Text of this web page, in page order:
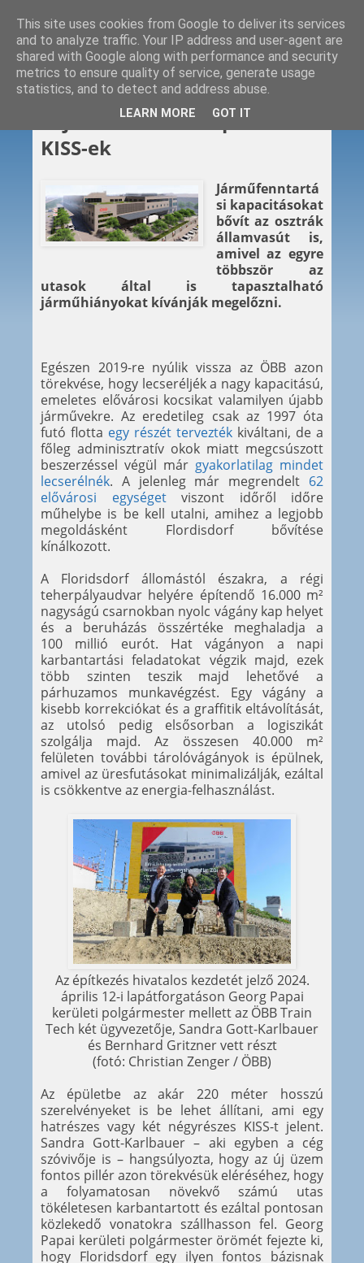
2024. 04. 16.
Saját csarnokot kapnak a
KISS-ek
Járműfenntartá
si kapacitásokat
bővít az osztrák
államvasút is,
amivel az egyre
többször az
utasok által is tapasztalható
járműhiányokat kívánják megelőzni.
Egészen 2019-re nyúlik vissza az ÖBB azon
törekvése, hogy lecseréljék a nagy kapacitású,
emeletes elővárosi kocsikat valamilyen újabb
járművekre. Az eredetileg csak az 1997 óta
futó flotta egy részét tervezték kiváltani, de a
főleg adminisztratív okok miatt megcsúszott
beszerzéssel végül már gyakorlatilag mindet
lecserélnék. A jelenleg már megrendelt 62
elővárosi egységetviszont időről időre
műhelybe is be kell utalni, amihez a legjobb
megoldásként Flordisdorf bővítése
kínálkozott.
A Floridsdorf állomástól északra, a régi
teherpályaudvar helyére építendő 16.000 m²
nagyságú csarnokban nyolc vágány kap helyet
és a beruházás összértéke meghaladja a
100 millió eurót. Hat vágányon a napi
karbantartási feladatokat végzik majd, ezek
több szinten teszik majd lehetővé a
párhuzamos munkavégzést. Egy vágány a
kisebb korrekciókat és a graffitik eltávolítását,
az utolsó pedig elsősorban a logiszikát
szolgálja majd. Az összesen 40.000 m²
felületen további tárolóvágányok is épülnek,
amivel az üresfutásokat minimalizálják, ezáltal
is csökkentve az energia-felhasználást.
Az építkezés hivatalos kezdetét jelző 2024.
április 12-i lapátforgatáson Georg Papai
kerületi polgármester mellett az ÖBB Train
Tech két ügyvezetője, Sandra Gott-Karlbauer
és Bernhard Gritzner vett részt
(fotó: Christian Zenger / ÖBB)
Az épületbe az akár 220 méter hosszú
szerelvényeket is be lehet állítani, ami egy
hatrészes vagy két négyrészes KISS-t jelent.
Sandra Gott-Karlbauer – aki egyben a cég
szóvivője is – hangsúlyozta, hogy az új üzem
fontos pillér azon törekvésük eléréséhez, hogy
a folyamatosan növekvő számú utas
tökéletesen karbantartott és ezáltal pontosan
közlekedő vonatokra szállhasson fel. Georg
Papai kerületi polgármester örömét fejezte ki,
hogy Floridsdorf egy ilyen fontos bázisnak
This site uses cookies from Google to deliver its services
and to analyze traffic. Your IP address and user-agent are
shared with Google along with performance and security
metrics to ensure quality of service, generate usage
statistics, and to detect and address abuse.
LEARN MORE GOT IT